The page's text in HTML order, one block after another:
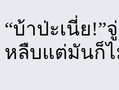
“บ้าป่ะเนี่ย
หลืบแต่มันก็ไ